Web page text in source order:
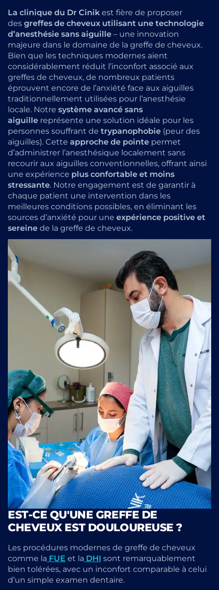
La clinique du Dr Cinikest fière de proposer
desgreffes de cheveux utilisant une technologie
d’anesthésie sans aiguille– une innovation
majeure dans le domaine de la greffe de cheveux.
Bien que les techniques modernes aient
considérablement réduit l’inconfort associé aux
greffes de cheveux, de nombreux patients
éprouvent encore de l’anxiété face aux aiguilles
traditionnellement utilisées pour l’anesthésie
locale. Notre système avancé sans
aiguille représente une solution idéale pour les
personnes souffrant de trypanophobie (peur des
aiguilles). Cette approche de pointe permet
d’administrer l’anesthésique localement sans
recourir aux aiguilles conventionnelles, offrant ainsi
une expérience plus confortable et moins
stressante. Notre engagement est de garantir à
chaque patient une intervention dans les
meilleures conditions possibles, en éliminant les
sources d’anxiété pour une expérience positive et
sereinede la greffe de cheveux.
EST-CE QU'UNE GREFFE DE
CHEVEUX EST DOULOUREUSE ?
Les procédures modernes de greffe de cheveux
comme la FUE et la DHI sont remarquablement
bien tolérées, avec un inconfort comparable à celui
d’un simple examen dentaire.